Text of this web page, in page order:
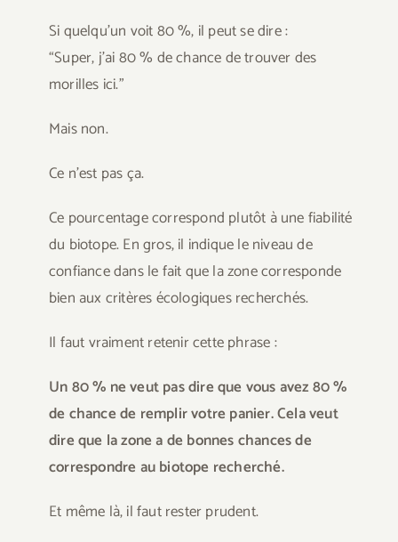
Si quelqu’un voit 80 %, il peut se dire :
“Super, j’ai 80 % de chance de trouver des
morilles ici.”
Mais non.
Ce n’est pas ça.
Ce pourcentage correspond plutôt à une fiabilité
du biotope. En gros, il indique le niveau de
confiance dans le fait que la zone corresponde
bien aux critères écologiques recherchés.
Il faut vraiment retenir cette phrase :
Un 80 % ne veut pas dire que vous avez 80 %
de chance de remplir votre panier. Cela veut
dire que la zone a de bonnes chances de
correspondre au biotope recherché.
Et même là, il faut rester prudent.